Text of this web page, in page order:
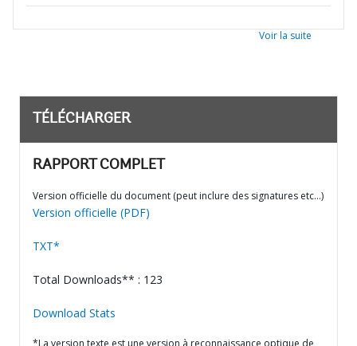
Voir la suite
TÉLÉCHARGER
RAPPORT COMPLET
Version officielle du document (peut inclure des signatures etc…)
Version officielle (PDF)
TXT*
Total Downloads** : 123
Download Stats
*La version texte est une version à reconnaissance optique de